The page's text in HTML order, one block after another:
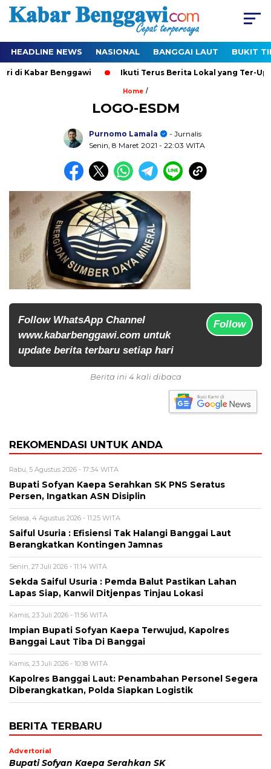
HEADLINE NEWS NASIONAL BANGGAI LAUT BUKIT
di Kabar Benggawi Ikuti Terus Berita Lokal yang Ter-
Home /
LOGO-ESDM
Purnomo Lamala
- Jurnalis
Senin, 8 Maret 2021 - 22:03 WITA
Follow WhatsApp Channel
www.kabarbenggawi.com untuk
update berita terbaru setiap hari
Follow
Berita ini 4 kali dibaca
REKOMENDASI UNTUK ANDA
Rabu, 5 Agustus 2026 - 17:34 WITA
Bupati Sofyan Kaepa Serahkan SK PNS Seratus
Persen, Ingatkan ASN Disiplin
Selasa, 4 Agustus 2026 - 11:25 WITA
Saiful Usuria : Efisiensi Tak Halangi Banggai Laut
Berangkatkan Kontingen Jamnas
Senin, 27 Juli 2026 - 11:14 WITA
Sekda Saiful Usuria : Pemda Balut Pastikan Lahan
Lapas Siap, Kanwil Ditjenpas Tinjau Lokasi
Kamis, 23 Juli 2026 - 11:56 WITA
Impian Bupati Sofyan Kaepa Terwujud, Kapolres
Banggai Laut Tiba Di Banggai
Kamis, 23 Juli 2026 - 10:18 WITA
Kapolres Banggai Laut: Penambahan Personel Segera
Diberangkatkan, Polda Siapkan Logistik
BERITA TERBARU
Advertorial
Bupati Sofyan Kaepa Serahkan SK